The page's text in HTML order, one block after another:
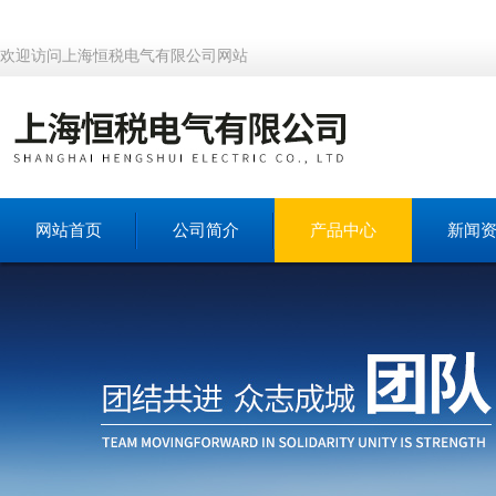
欢迎访问上海恒税电气有限公司网站
网站首页 公司简介 产品中心 新闻